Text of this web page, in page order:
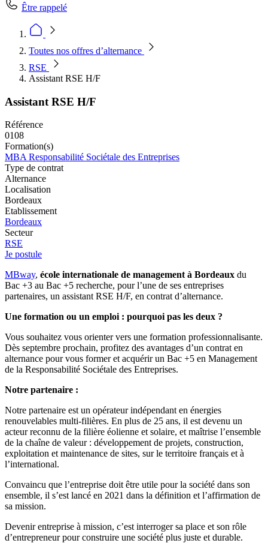
Être rappelé
Toutes nos offres d’alternance
RSE
Assistant RSE H/F
Assistant RSE H/F
Référence
0108
Formation(s)
MBA Responsabilité Sociétale des Entreprises
Type de contrat
Alternance
Localisation
Bordeaux
Etablissement
Bordeaux
Secteur
RSE
Je postule
MBway, école internationale de management à Bordeaux du
Bac +3 au Bac +5 recherche, pour l’une de ses entreprises
partenaires, un assistant RSE H/F, en contrat d’alternance.
Une formation ou un emploi : pourquoi pas les deux ?
Vous souhaitez vous orienter vers une formation professionnalisante.
Dès septembre prochain, profitez des avantages d’un contrat en
alternance pour vous former et acquérir un Bac +5 en Management
de la Responsabilité Sociétale des Entreprises.
Notre partenaire :
Notre partenaire est un opérateur indépendant en énergies
renouvelables multi-filières. En plus de 25 ans, il est devenu un
acteur reconnu de la filière éolienne et solaire, et maîtrise l’ensemble
de la chaîne de valeur : développement de projets, construction,
exploitation et maintenance de sites, sur le territoire français et à
l’international.
Convaincu que l’entreprise doit être utile pour la société dans son
ensemble, il s’est lancé en 2021 dans la définition et l’affirmation de
sa mission.
Devenir entreprise à mission, c’est interroger sa place et son rôle
d’entrepreneur pour construire une société plus juste et durable.